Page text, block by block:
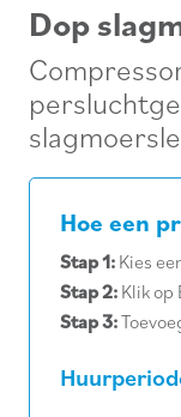
Dop
Hoe een
Stap 1: Kies
Stap 2: Klik op
Stap 3: